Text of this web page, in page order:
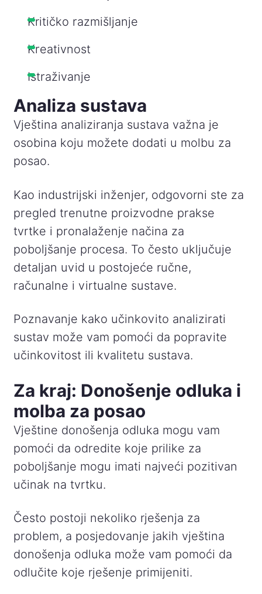
Kritičko razmišljanje
Kreativnost
Istraživanje
Analiza sustava
Vještina analiziranja sustava važna je
osobina koju možete dodati u molbu za
posao.
Kao industrijski inženjer, odgovorni ste za
pregled trenutne proizvodne prakse
tvrtke i pronalaženje načina za
poboljšanje procesa. To često uključuje
detaljan uvid u postojeće ručne,
računalne i virtualne sustave.
Poznavanje kako učinkovito analizirati
sustav može vam pomoći da popravite
učinkovitost ili kvalitetu sustava.
Za kraj: Donošenje odluka i
molba za posao
Vještine donošenja odluka mogu vam
pomoći da odredite koje prilike za
poboljšanje mogu imati najveći pozitivan
učinak na tvrtku.
Često postoji nekoliko rješenja za
problem, a posjedovanje jakih vještina
donošenja odluka može vam pomoći da
odlučite koje rješenje primijeniti.